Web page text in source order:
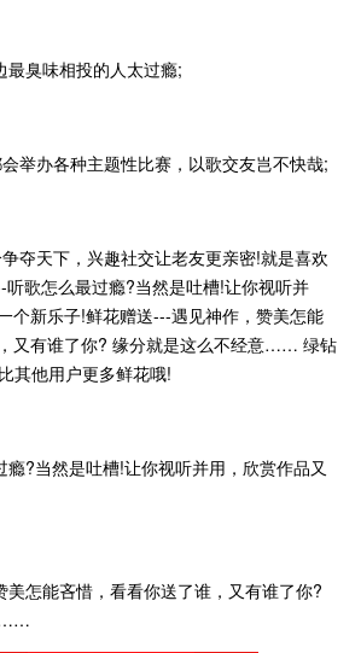
臭味相投的人太过瘾;
举办各种主题性比赛，以歌交友岂不快哉;
夺天下，兴趣社交让老友更亲密!就是喜欢
歌怎么最过瘾?当然是吐槽!让你视听并
个新乐子!鲜花赠送---遇见神作，赞美怎能
又有谁了你? 缘分就是这么不经意…… 绿钻
其他用户更多鲜花哦!
?当然是吐槽!让你视听并用，欣赏作品又
怎能吝惜，看看你送了谁，又有谁了你?
……